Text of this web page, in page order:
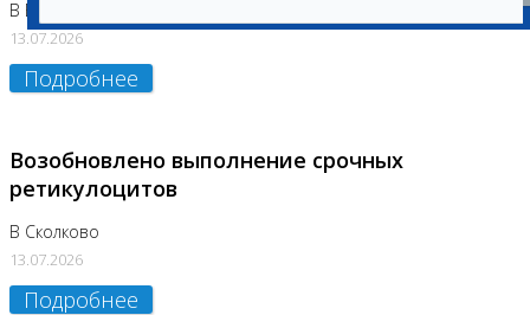
В Бутово
13.07.2026
Подробнее
Возобновлено выполнение срочных
ретикулоцитов
В Сколково
13.07.2026
Подробнее